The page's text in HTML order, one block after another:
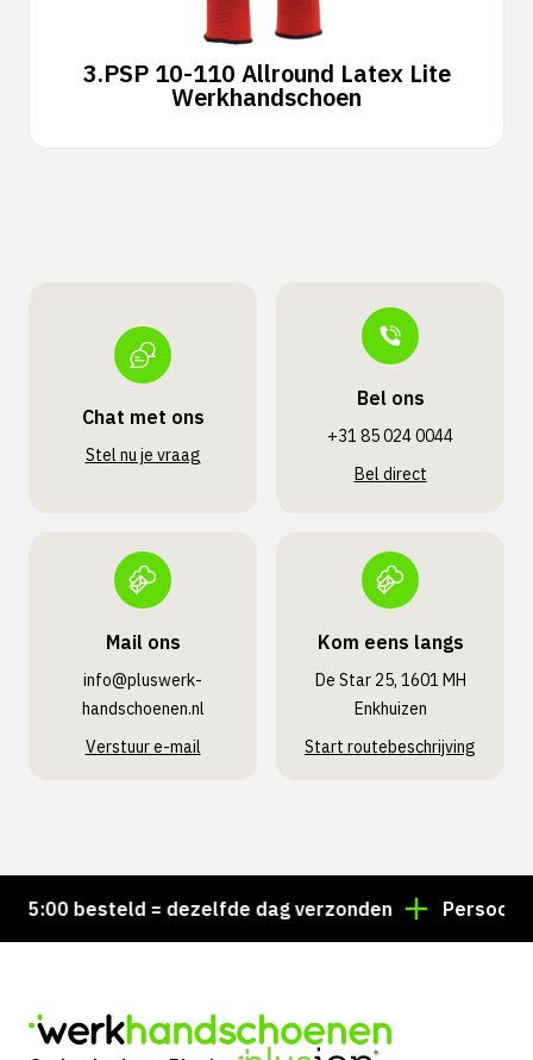
3.PSP 10-110 Allround Latex Lite
Werkhandschoen
Chat met ons
Stel nu je vraag
Bel ons
+31 85 024 0044
Bel direct
Mail ons
info@pluswerk­
handschoenen.nl
Verstuur e-mail
Kom eens langs
De Star 25, 1601 MH
Enkhuizen
Start routebeschrijving
besteld = dezelfde dag verzonden Persoonlijk